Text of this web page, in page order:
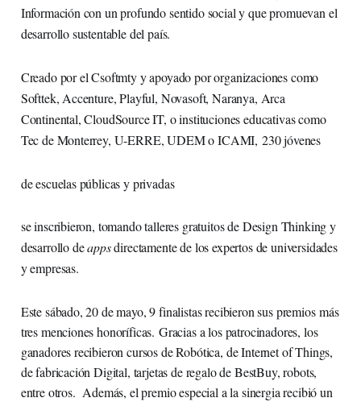
Información con un profundo sentido social y que promuevan el
desarrollo sustentable del país.
Creado por el Csoftmty y apoyado por organizaciones como
Softtek, Accenture, Playful, Novasoft, Naranya, Arca
Continental, CloudSource IT, o instituciones educativas como
Tec de Monterrey, U-ERRE, UDEM o ICAMI, 230 jóvenes
de escuelas públicas y privadas
se inscribieron, tomando talleres gratuitos de Design Thinking y
desarrollo deappsdirectamente de los expertos de universidades
y empresas.
Este sábado, 20 de mayo, 9 finalistas recibieron sus premios más
tres menciones honoríficas. Gracias a los patrocinadores, los
ganadores recibieron cursos de Robótica, de Internet of Things,
de fabricación Digital, tarjetas de regalo de BestBuy, robots,
entre otros. Además, el premio especial a la sinergia recibió un